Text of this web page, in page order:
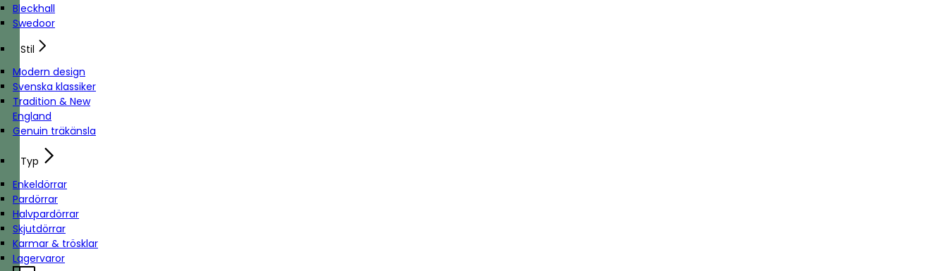
Bleckhall
Swedoor
Stil
Modern design
Svenska klassiker
Tradition & New
England
Genuin träkänsla
Typ
Enkeldörrar
Pardörrar
Halvpardörrar
Skjutdörrar
Karmar & trösklar
Lagervaror